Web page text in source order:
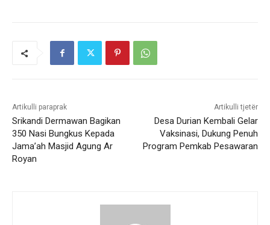
Artikulli paraprak
Srikandi Dermawan Bagikan
350 Nasi Bungkus Kepada
Jama’ah Masjid Agung Ar
Royan
Artikulli tjetër
Desa Durian Kembali Gelar
Vaksinasi, Dukung Penuh
Program Pemkab Pesawaran